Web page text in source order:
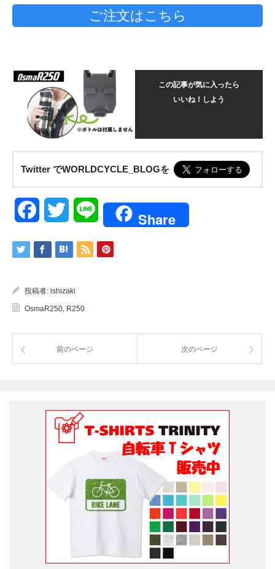
ご注文はこちら
この記事が気に入ったら
いいね！しよう
Twitter でWORLDCYCLE_BLOGを
FacebookTwitter Line Share
投稿者: ishizaki
OsmaR250, R250
前のページ 次のページ